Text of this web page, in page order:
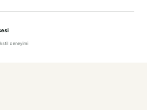
deneyimi